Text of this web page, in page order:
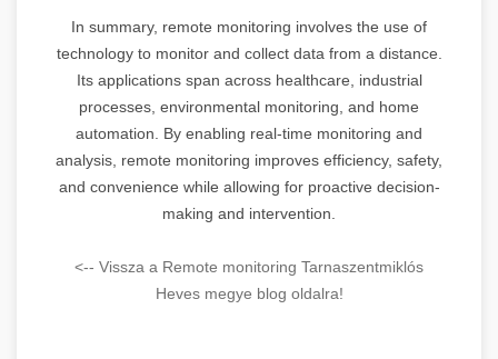
In summary, remote monitoring involves the use of
technology to monitor and collect data from a distance.
Its applications span across healthcare, industrial
processes, environmental monitoring, and home
automation. By enabling real-time monitoring and
analysis, remote monitoring improves efficiency, safety,
and convenience while allowing for proactive decision-
making and intervention.
<-- Vissza a Remote monitoring Tarnaszentmiklós
Heves megye blog oldalra!